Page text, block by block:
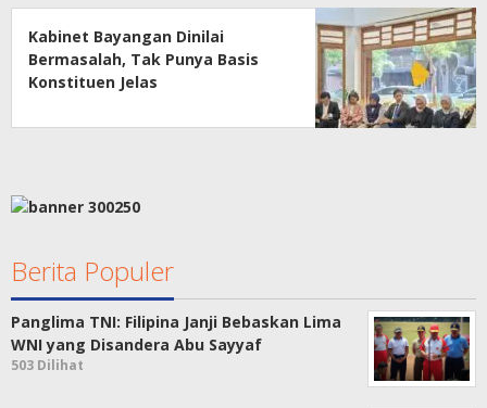
Kabinet Bayangan Dinilai
Bermasalah, Tak Punya Basis
Konstituen Jelas
Berita Populer
Panglima TNI: Filipina Janji Bebaskan Lima
WNI yang Disandera Abu Sayyaf
503 Dilihat